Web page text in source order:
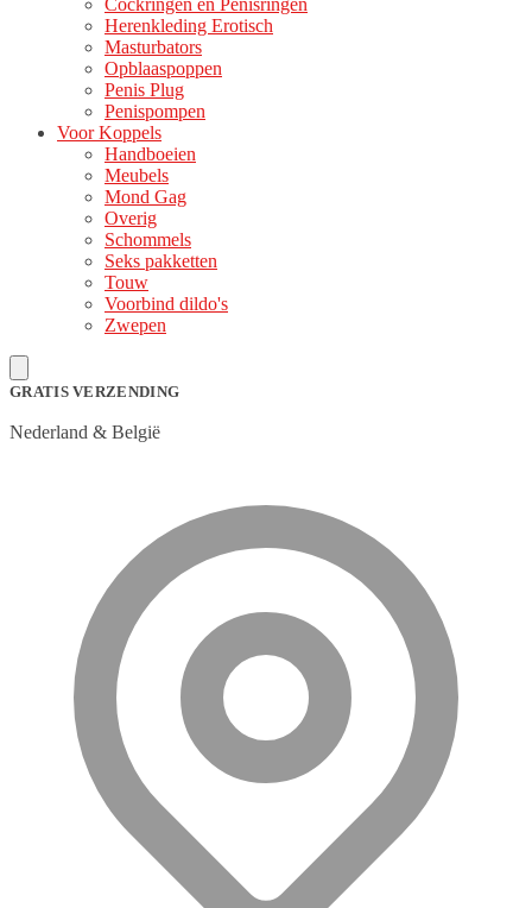
Herenkleding Erotisch
Masturbators
Opblaaspoppen
Penis Plug
Penispompen
Voor Koppels
Handboeien
Meubels
Mond Gag
Overig
Schommels
Seks pakketten
Touw
Voorbind dildo's
Zwepen
GRATIS VERZENDING
Nederland & België